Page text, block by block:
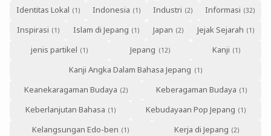
Identitas Lokal
Indonesia Industri
Informasi
Inspirasi
Islam di Jepang Japan
Jejak Sejarah
jenis partikel
Jepang
Kanji
Kanji Angka Dalam Bahasa Jepang
Keanekaragaman Budaya
Keberagaman Budaya
Keberlanjutan Bahasa
Kebudayaan Pop Jepang
Kelangsungan Edo-ben
Kerja di Jepang